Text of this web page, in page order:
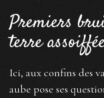
Premiers
terre
Ici, aux confins des
aube pose ses